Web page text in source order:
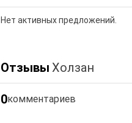
Нет активных предложений.
Отзывы Холзан
0комментариев